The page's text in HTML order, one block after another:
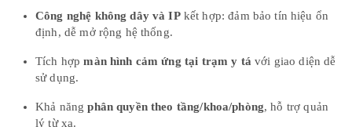
Công nghệ không dây và IPkết hợp: đảm bảo tín hiệu ổn
định, dễ mở rộng hệ thống.
Tích hợpmàn hình cảm ứng tại trạm y tá với giao diện dễ
sử dụng.
Khả năngphân quyền theo tầng/khoa/phòng, hỗ trợ quản
lý từ xa.